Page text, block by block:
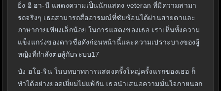
ยิ่ง อี ฮา-นี แสดงความเป็นนักแสดง veteran ที่มีความสามา
รถจริงๆ เธอสามารถสื่ออารมณ์ที่ซับซ้อนได้ผ่านสายตาและ
ภาษากายเพียงเล็กน้อย ในการแสดงของเธอ เราเห็นทั้งความ
แข็งแกร่งของดาวชื่อดังก่อนหน้านี้และความเปราะบางของผู้
หญิงที่กำลังต่อสู้กับระบบ17
บัง ฮโย-ริน ในบทบาทการแสดงครั้งใหญ่ครั้งแรกของเธอ ก็
ทำได้อย่างยอดเยี่ยมไม่แพ้กัน เธอนำเสนอความมั่นใจภายนอก